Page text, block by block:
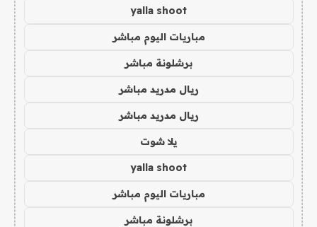
yalla shoot
مباريات اليوم مباشر
برشلونة مباشر
ريال مدريد مباشر
ريال مدريد مباشر
يلا شوت
yalla shoot
مباريات اليوم مباشر
برشلونة مباشر